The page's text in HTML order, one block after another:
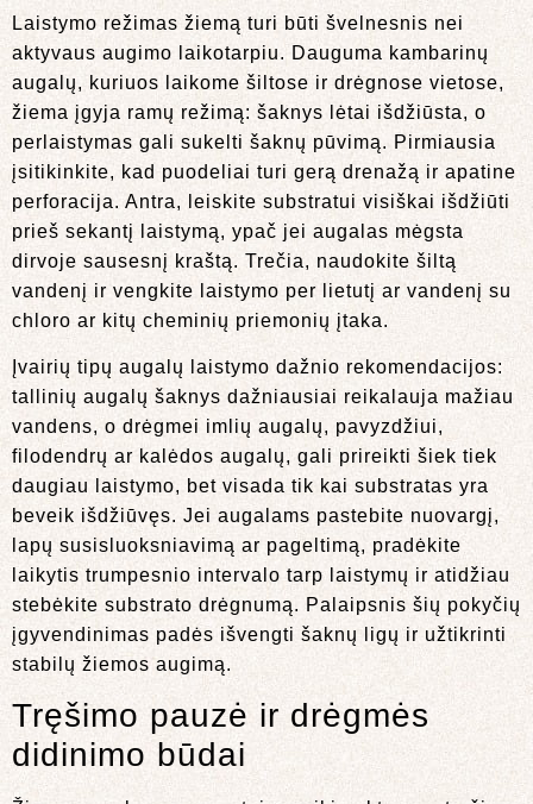
Laistymo režimas žiemą turi būti švelnesnis nei
aktyvaus augimo laikotarpiu. Dauguma kambarinų
augalų, kuriuos laikome šiltose ir drėgnose vietose,
žiema įgyja ramų režimą: šaknys lėtai išdžiūsta, o
perlaistymas gali sukelti šaknų pūvimą. Pirmiausia
įsitikinkite, kad puodeliai turi gerą drenažą ir apatine
perforacija. Antra, leiskite substratui visiškai išdžiūti
prieš sekantį laistymą, ypač jei augalas mėgsta
dirvoje sausesnį kraštą. Trečia, naudokite šiltą
vandenį ir vengkite laistymo per lietutį ar vandenį su
chloro ar kitų cheminių priemonių įtaka.
Įvairių tipų augalų laistymo dažnio rekomendacijos:
tallinių augalų šaknys dažniausiai reikalauja mažiau
vandens, o drėgmei imlių augalų, pavyzdžiui,
filodendrų ar kalėdos augalų, gali prireikti šiek tiek
daugiau laistymo, bet visada tik kai substratas yra
beveik išdžiūvęs. Jei augalams pastebite nuovargį,
lapų susisluoksniavimą ar pageltimą, pradėkite
laikytis trumpesnio intervalo tarp laistymų ir atidžiau
stebėkite substrato drėgnumą. Palaipsnis šių pokyčių
įgyvendinimas padės išvengti šaknų ligų ir užtikrinti
stabilų žiemos augimą.
Tręšimo pauzė ir drėgmės
didinimo būdai